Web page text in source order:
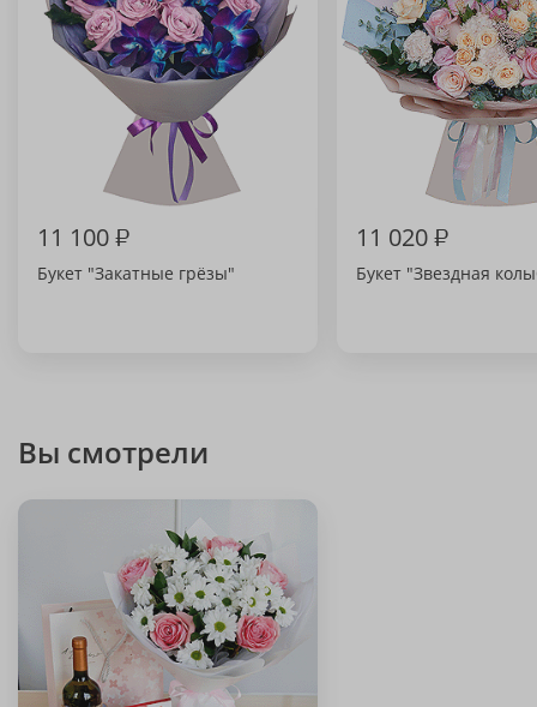
11 100₽
Букет "Закатные грёзы"
11 020₽
Букет "Звездная
Вы смотрели